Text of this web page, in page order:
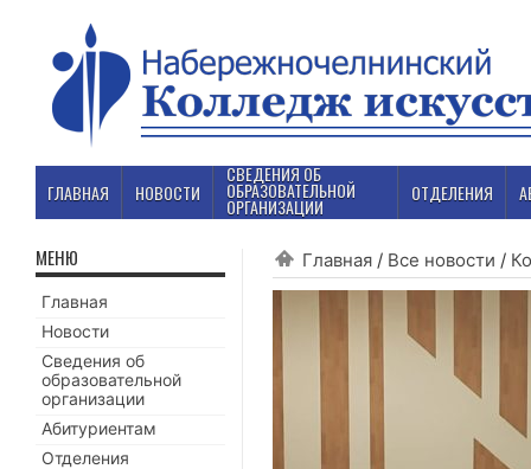
ГЛАВНАЯ НОВОСТИ
СВЕДЕНИЯ ОБ
ОБРАЗОВАТЕЛЬНОЙ
ОРГАНИЗАЦИИ
ОТДЕЛЕНИЯ
Главная / Все новости /
МЕНЮ
Главная
Новости
Сведения об
образовательной
организации
Абитуриентам
Отделения